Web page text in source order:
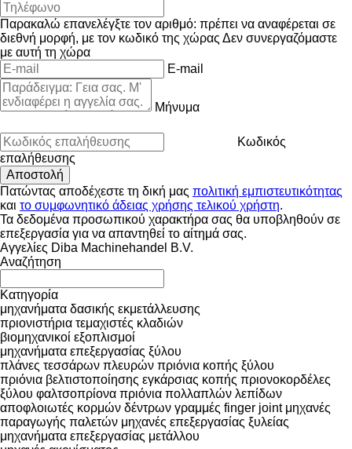
Παρακαλώ επανελέγξτε τον αριθμό: πρέπει να αναφέρεται σε
διεθνή μορφή, με τον κωδικό της χώρας Δεν συνεργαζόμαστε
με αυτή τη χώρα
E-mail
Μήνυμα
Κωδικός
επαλήθευσης
Πατώντας αποδέχεστε τη δική μας πολιτική εμπιστευτικότητας
και το συμφωνητικό άδειας χρήσης τελικού χρήστη.
Τα δεδομένα προσωπικού χαρακτήρα σας θα υποβληθούν σε
επεξεργασία για να απαντηθεί το αίτημά σας.
Αγγελίες Diba Machinehandel B.V.
Αναζήτηση
Κατηγορία
μηχανήματα δασικής εκμετάλλευσης
πριονιστήρια τεμαχιστές κλαδιών
βιομηχανικοί εξοπλισμοί
μηχανήματα επεξεργασίας ξύλου
πλάνες τεσσάρων πλευρών πριόνια κοπής ξύλου
πριόνια βελτιστοποίησης εγκάρσιας κοπής πριονοκορδέλες
ξύλου φαλτσοπρίονα πριόνια πολλαπλών λεπίδων
αποφλοιωτές κορμών δέντρων γραμμές finger joint μηχανές
παραγωγής παλετών μηχανές επεξεργασίας ξυλείας
μηχανήματα επεξεργασίας μετάλλου